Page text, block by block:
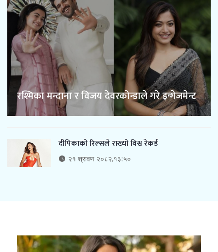
रश्मिका मन्दाना र विजय देवरकोन्डाले गरे इन्गेजमेन्ट
दीपिकाको रिल्सले राख्यो विश्व रेकर्ड
२१ श्रावण २०८२,१३:५०